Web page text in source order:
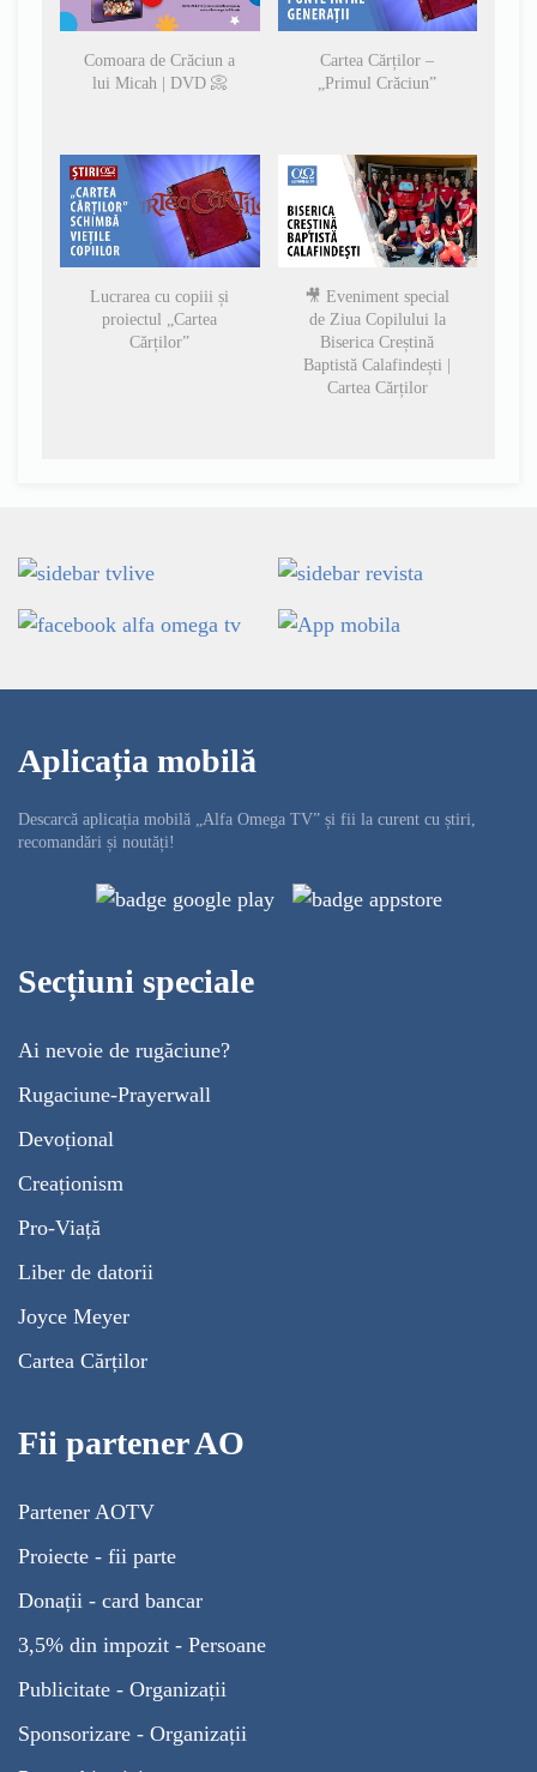
Comoara de Crăciun a
lui Micah | DVD 📀
Cartea Cărților –
„Primul Crăciun”
Lucrarea cu copiii și
proiectul „Cartea
Cărților”
🎥 Eveniment special
de Ziua Copilului la
Biserica Creștină
Baptistă Calafindești |
Cartea Cărților
Aplicația mobilă
Descarcă aplicația mobilă „Alfa Omega TV” și fii la curent cu știri,
recomandări și noutăți!
Secțiuni speciale
Ai nevoie de rugăciune?
Rugaciune-Prayerwall
Devoțional
Creaționism
Pro-Viață
Liber de datorii
Joyce Meyer
Cartea Cărților
Fii partener AO
Partener AOTV
Proiecte - fii parte
Donații - card bancar
3,5% din impozit - Persoane
Publicitate - Organizații
Sponsorizare - Organizații